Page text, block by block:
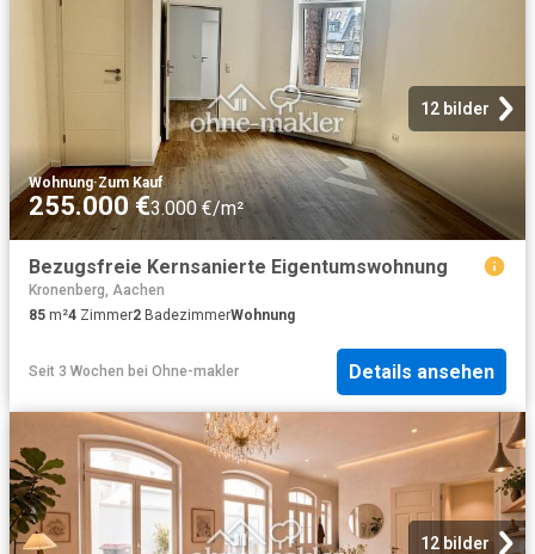
12 bilder
Wohnung·Zum Kauf
255.000 €3.000 €/m²
Bezugsfreie Kernsanierte Eigentumswohnung
Kronenberg, Aachen
85 m²4 Zimmer2 BadezimmerWohnung
Seit 3 Wochen bei Ohne-makler Details ansehen
12 bilder